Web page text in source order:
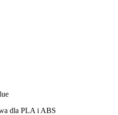
dla PLA i ABS